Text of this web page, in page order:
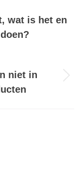
wat is het en
niet in